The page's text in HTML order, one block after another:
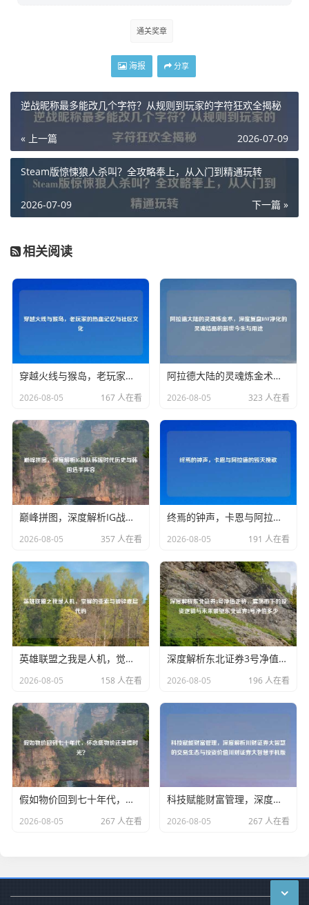
通关奖章
海报 分享
逆战昵称最多能改几个字符？从规则到玩家的字符狂欢全揭秘
« 上一篇 2026-07-09
Steam版惊悚狼人杀叫？全攻略奉上，从入门到精通玩转
下一篇 »
2026-07-09
相关阅读
穿越火线与猴岛，老玩家的热血记忆与社区文化
2026-08-05 167 人在看
阿拉德大陆的灵魂炼金术，深度复盘DNF净化的灵魂结晶的前世今生与用途
2026-08-05 323 人在看
巅峰拼图，深度解析IG战队韩援时代历史与韩国选手阵容
2026-08-05 357 人在看
终焉的钟声，卡恩与阿拉德的毁灭挽歌
2026-08-05 191 人在看
英雄联盟之我是人机，觉醒的亚索与破碎底层代码
2026-08-05 158 人在看
深度解析东北证券3号净值走势，震荡市下的投资逻辑与未来展望东北证券3号净值多少
2026-08-05 196 人在看
假如物价回到七十年代，怀念低物价还是慢时光？
2026-08-05 267 人在看
科技赋能财富管理，深度解析川财证券大智慧的交易生态与投资价值川财证券大智慧手机版
2026-08-05 267 人在看